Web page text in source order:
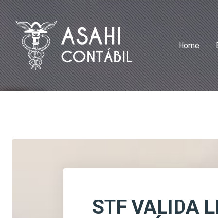
Home
STF VALIDA